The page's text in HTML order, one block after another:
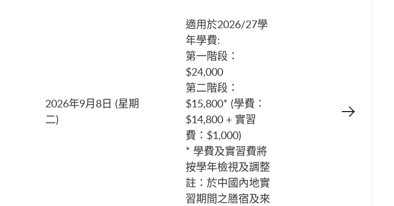
2026年9月8日 (星期
二)
適用於2026/27學
年學費:
第一階段：
$24,000
第二階段：
$15,800* (學費：
$14,800 + 實習
費：$1,000)
* 學費及實習費將
按學年檢視及調整
註：於中國內地實
習期間之膳宿及來